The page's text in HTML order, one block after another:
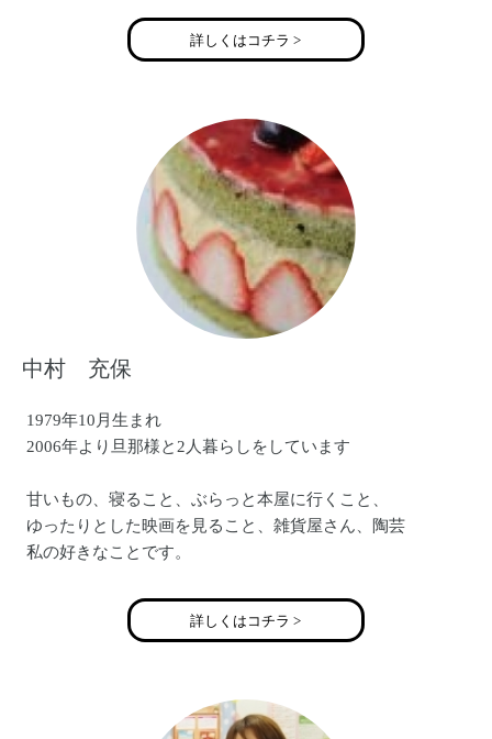
手掛ける。東京・大阪を中心に講習会も開催。
男の子２人の母。
詳しくはコチラ >
中村 充保
1979年10月生まれ
2006年より旦那様と2人暮らしをしています
甘いもの、寝ること、ぶらっと本屋に行くこと、
ゆったりとした映画を見ること、雑貨屋さん、陶芸
私の好きなことです。
2年間パン職人として経験を積み、その後はパティシエの道
自分の経験をもとに、作ることの楽しさを多くの人に味わ
詳しくはコチラ >